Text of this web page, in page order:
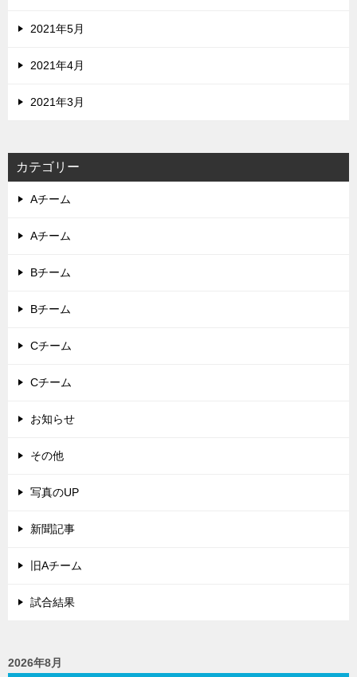
2021年5月
2021年4月
2021年3月
カテゴリー
Aチーム
Aチーム
Bチーム
Bチーム
Cチーム
Cチーム
お知らせ
その他
写真のUP
新聞記事
旧Aチーム
試合結果
2026年8月